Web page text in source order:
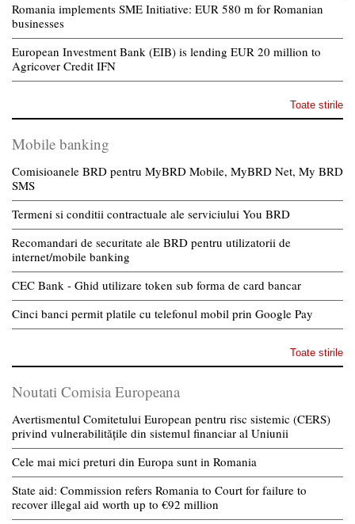
Romania implements SME Initiative: EUR 580 m for Romanian
businesses
European Investment Bank (EIB) is lending EUR 20 million to
Agricover Credit IFN
Toate stirile
Mobile banking
Comisioanele BRD pentru MyBRD Mobile, MyBRD Net, My BRD
SMS
Termeni si conditii contractuale ale serviciului You BRD
Recomandari de securitate ale BRD pentru utilizatorii de
internet/mobile banking
CEC Bank - Ghid utilizare token sub forma de card bancar
Cinci banci permit platile cu telefonul mobil prin Google Pay
Toate stirile
Noutati Comisia Europeana
Avertismentul Comitetului European pentru risc sistemic (CERS)
privind vulnerabilitățile din sistemul financiar al Uniunii
Cele mai mici preturi din Europa sunt in Romania
State aid: Commission refers Romania to Court for failure to
recover illegal aid worth up to €92 million